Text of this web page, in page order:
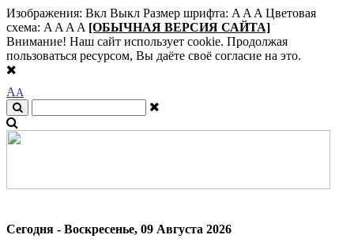
Изображения: Вкл Выкл Размер шрифта: A A A Цветовая
схема: A A A A [ОБЫЧНАЯ ВЕРСИЯ САЙТА]
Внимание! Наш сайт использует cookie. Продолжая
пользоваться ресурсом, Вы даёте своё согласие на это.
AA
Сегодня - Воскресенье, 09 Августа 2026